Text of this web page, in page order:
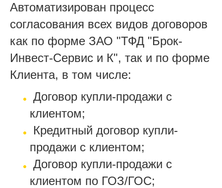
Автоматизирован процесс
согласования всех видов договоров
как по форме ЗАО "ТФД "Брок-
Инвест-Сервис и К", так и по форме
Клиента, в том числе:
­ Договор купли-продажи с
клиентом;
­ Кредитный договор купли-
продажи с клиентом;
­ Договор купли-продажи с
клиентом по ГОЗ/ГОС;